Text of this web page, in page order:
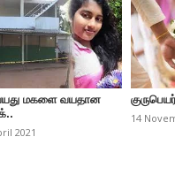
மகளை வயதான
2021
14